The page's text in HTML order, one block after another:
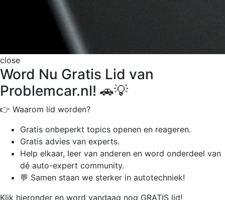
close
Word Nu Gratis Lid van
Problemcar.nl! 🚗💡
👉 Waarom lid worden?
Gratis onbeperkt topics openen en reageren.
Gratis advies van experts.
Help elkaar, leer van anderen en word onderdeel van
dé auto-expert community.
💬 Samen staan we sterker in autotechniek!
Klik hieronder en word vandaag nog GRATIS lid!